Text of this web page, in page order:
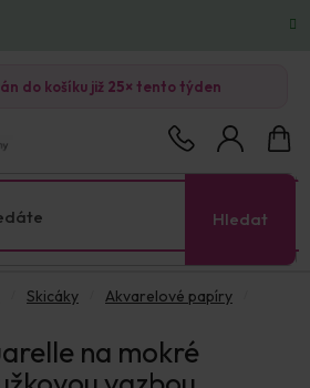
do košíku již 25× tento týden
Hledat
košík
Skicáky Akvarelové papíry
na mokré